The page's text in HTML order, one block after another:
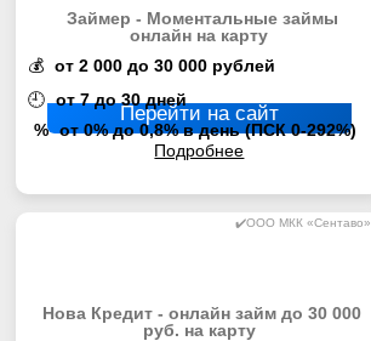
Займер - Моментальные займы
онлайн на карту
💰 от 2 000 до 30 000 рублей
🕘 от 7 до 30 дней
% от 0% до 0,8% в день (ПСК 0-292%)
Перейти на сайт
Подробнее
✔️ООО МКК «Сентаво»
Нова Кредит - онлайн займ до 30 000
руб. на карту